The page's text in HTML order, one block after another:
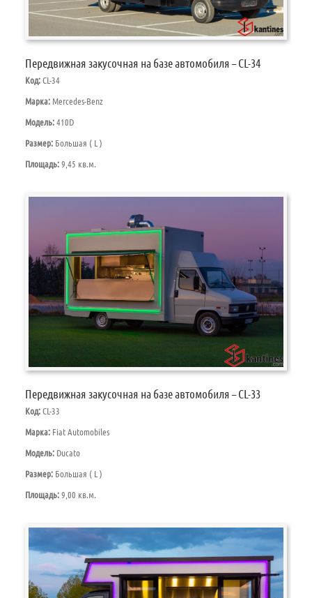
Передвижная закусочная на базе автомобиля – CL-34
Код:CL-34
Марка: Mercedes-Benz
Модель:410D
Размер: Большая ( L )
Площадь:9,45 кв.м.
Передвижная закусочная на базе автомобиля – CL-33
Код:CL-33
Марка: Fiat Automobiles
Модель: Ducato
Размер: Большая ( L )
Площадь:9,00 кв.м.